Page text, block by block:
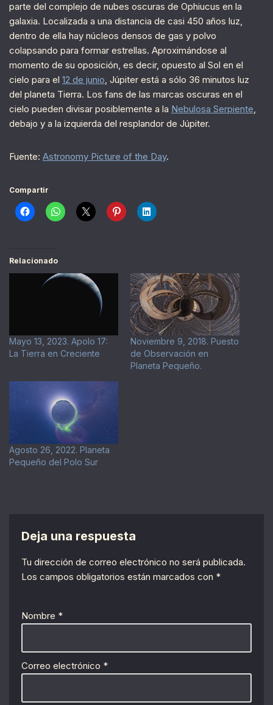
parte del complejo de nubes oscuras de Ophiucus en la
galaxia. Localizada a una distancia de casi 450 años luz,
dentro de ella hay núcleos densos de gas y polvo
colapsando para formar estrellas. Aproximándose al
momento de su oposición, es decir, opuesto al Sol en el
cielo para el 12 de junio, Júpiter está a sólo 36 minutos luz
del planeta Tierra. Los fans de las marcas oscuras en el
cielo pueden divisar posiblemente a la Nebulosa Serpiente,
debajo y a la izquierda del resplandor de Júpiter.
Fuente: Astronomy Picture of the Day.
Compartir
Relacionado
Mayo 13, 2023. Apolo 17:
La Tierra en Creciente
Noviembre 9, 2018. Puesto
de Observación en
Planeta Pequeño.
Agosto 26, 2022. Planeta
Pequeño del Polo Sur
Deja una respuesta
Tu dirección de correo electrónico no será publicada.
Los campos obligatorios están marcados con *
Nombre *
Correo electrónico *